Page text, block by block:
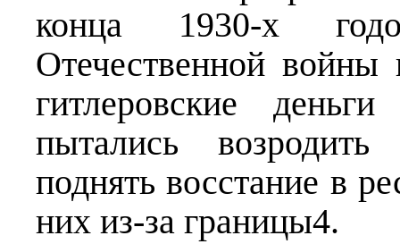
конца 1930-х
Отечественной войны
гитлеровские
пытались
поднять восстание в
них из-за границы4.